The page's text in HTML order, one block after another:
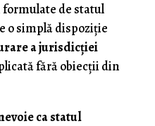
de statul
o simplă dispoziţie
a jurisdicţiei
fără obiecţii din
ca statul